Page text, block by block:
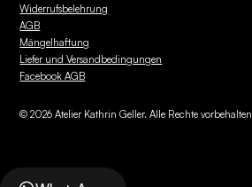
Widerrufsbelehrung
AGB
Mängelhaftung
Liefer und Versandbedingungen
Facebook AGB
©2026 Atelier Kathrin Geller. Alle Rechte vorbehalten